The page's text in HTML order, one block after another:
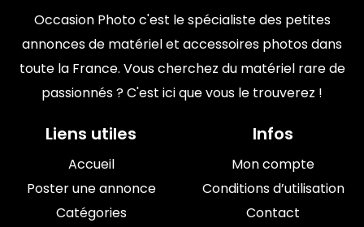
Occasion Photo c'est le spécialiste des petites
annonces de matériel et accessoires photos dans
toute la France. Vous cherchez du matériel rare de
passionnés ? C'est ici que vous le trouverez !
Liens utiles
Accueil
Poster une annonce
Catégories
Infos
Mon compte
Conditions d’utilisation
Contact